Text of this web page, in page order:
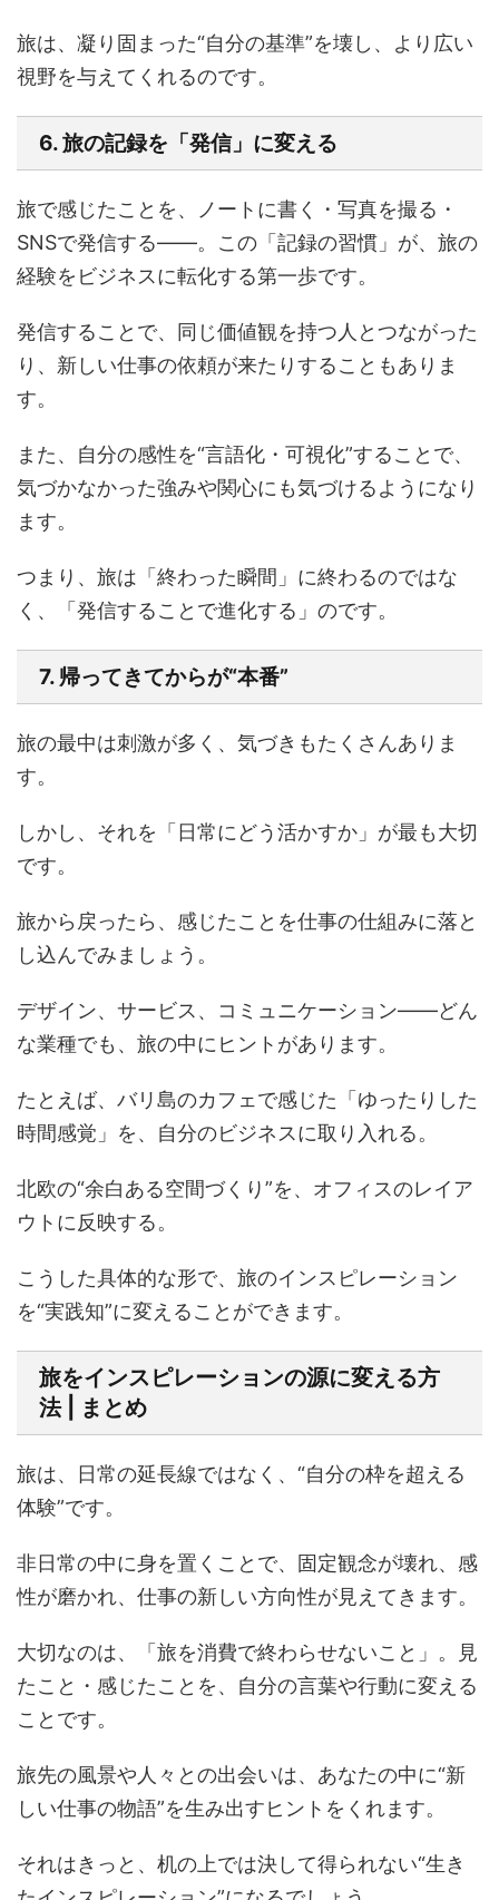
旅は、凝り固まった“自分の基準”を壊し、より広い
視野を与えてくれるのです。
6. 旅の記録を「発信」に変える
旅で感じたことを、ノートに書く・写真を撮る・
SNSで発信する――。この「記録の習慣」が、旅の
経験をビジネスに転化する第一歩です。
発信することで、同じ価値観を持つ人とつながった
り、新しい仕事の依頼が来たりすることもありま
す。
また、自分の感性を“言語化・可視化”することで、
気づかなかった強みや関心にも気づけるようになり
ます。
つまり、旅は「終わった瞬間」に終わるのではな
く、「発信することで進化する」のです。
7. 帰ってきてからが“本番”
旅の最中は刺激が多く、気づきもたくさんありま
す。
しかし、それを「日常にどう活かすか」が最も大切
です。
旅から戻ったら、感じたことを仕事の仕組みに落と
し込んでみましょう。
デザイン、サービス、コミュニケーション――どん
な業種でも、旅の中にヒントがあります。
たとえば、バリ島のカフェで感じた「ゆったりした
時間感覚」を、自分のビジネスに取り入れる。
北欧の“余白ある空間づくり”を、オフィスのレイア
ウトに反映する。
こうした具体的な形で、旅のインスピレーション
を“実践知”に変えることができます。
旅をインスピレーションの源に変える方
法 | まとめ
旅は、日常の延長線ではなく、“自分の枠を超える
体験”です。
非日常の中に身を置くことで、固定観念が壊れ、感
性が磨かれ、仕事の新しい方向性が見えてきます。
大切なのは、「旅を消費で終わらせないこと」。見
たこと・感じたことを、自分の言葉や行動に変える
ことです。
旅先の風景や人々との出会いは、あなたの中に“新
しい仕事の物語”を生み出すヒントをくれます。
それはきっと、机の上では決して得られない“生き